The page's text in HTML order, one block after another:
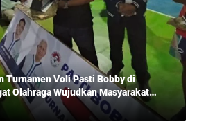
Turnamen Voli Pasti Bobby di
Olahraga Wujudkan Masyarakat
Rozadi dan Ribuan Penonton!